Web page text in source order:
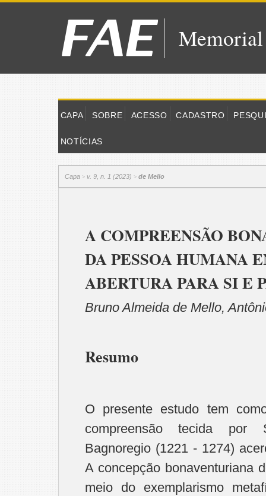
Memorial
CAPA SOBRE ACESSO CADASTRO
NOTÍCIAS
Capa > v. 9, n. 1 (2023) > de Mello
A COMPREENSÃO
DA PESSOA HUMANA
ABERTURA PARA SI E
Bruno Almeida de Mello,
Resumo
O presente estudo tem
compreensão tecida por
Bagnoregio (1221 - 1274)
A concepção bonaventuriana
meio do exemplarismo